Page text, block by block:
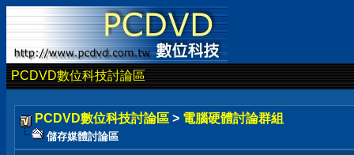
PCDVD數位科技討論區
PCDVD數位科技討論區 > 電腦硬體討論群組
儲存媒體討論區